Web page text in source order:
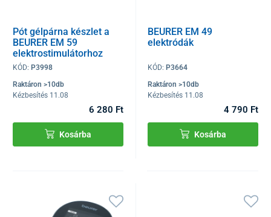
Pót gélpárna készlet a
BEURER EM 59
elektrostimulátorhoz
KÓD: P3998
Raktáron >10db
Kézbesítés 11.08
6 280 Ft
Kosárba
BEURER EM 49
elektródák
KÓD: P3664
Raktáron >10db
Kézbesítés 11.08
4 790 Ft
Kosárba